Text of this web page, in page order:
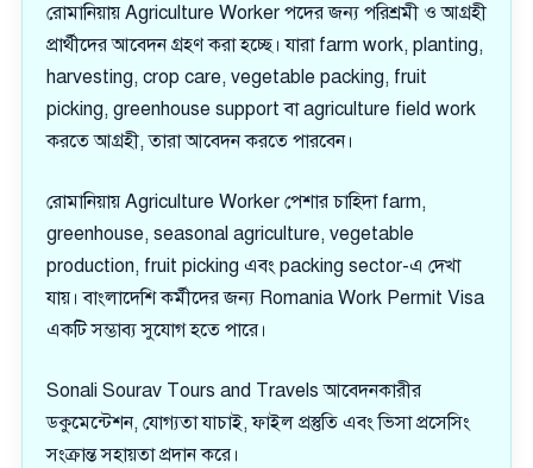
রোমানিয়ায় Agriculture Worker পদের জন্য পরিশ্রমী ও আগ্রহী
প্রার্থীদের আবেদন গ্রহণ করা হচ্ছে। যারা farm work, planting,
harvesting, crop care, vegetable packing, fruit
picking, greenhouse support বা agriculture field work
করতে আগ্রহী, তারা আবেদন করতে পারবেন।
রোমানিয়ায় Agriculture Worker পেশার চাহিদা farm,
greenhouse, seasonal agriculture, vegetable
production, fruit picking এবং packing sector-এ দেখা
যায়। বাংলাদেশি কর্মীদের জন্য Romania Work Permit Visa
একটি সম্ভাব্য সুযোগ হতে পারে।
Sonali Sourav Tours and Travels আবেদনকারীর
ডকুমেন্টেশন, যোগ্যতা যাচাই, ফাইল প্রস্তুতি এবং ভিসা প্রসেসিং
সংক্রান্ত সহায়তা প্রদান করে।